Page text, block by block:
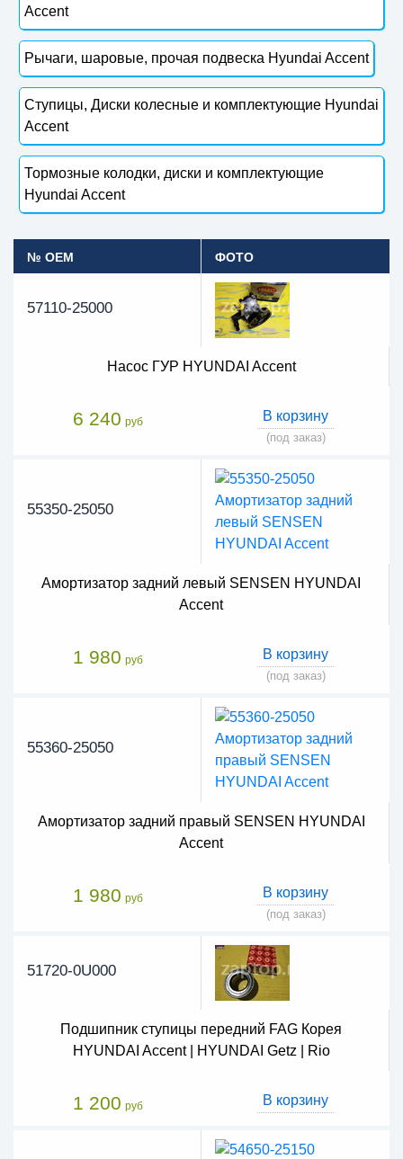
Accent
Рычаги, шаровые, прочая подвеска Hyundai Accent
Ступицы, Диски колесные и комплектующие Hyundai
Accent
Тормозные колодки, диски и комплектующие
Hyundai Accent
№ OEM ФОТО
57110-25000
Насос ГУР HYUNDAI Accent
6 240 руб В корзину
(под заказ)
55350-25050
Амортизатор задний левый SENSEN HYUNDAI
Accent
1 980 руб В корзину
(под заказ)
55360-25050
Амортизатор задний правый SENSEN HYUNDAI
Accent
1 980 руб В корзину
(под заказ)
51720-0U000
Подшипник ступицы передний FAG Корея
HYUNDAI Accent | HYUNDAI Getz | Rio
1 200 руб В корзину